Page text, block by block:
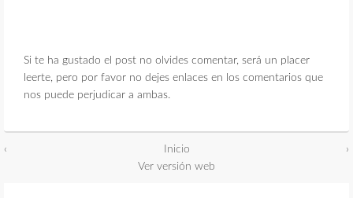
Si te ha gustado el post no olvides comentar, será un placer
leerte, pero por favor no dejes enlaces en los comentarios que
nos puede perjudicar a ambas.
‹ ›
Inicio
Ver versión web